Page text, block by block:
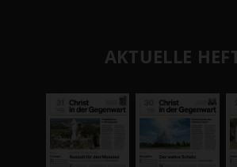
AKTUELLE